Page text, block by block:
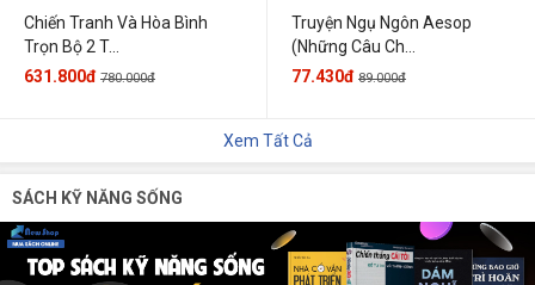
Chiến Tranh Và Hòa Bình
Trọn Bộ 2 T...
631.800đ 780.000đ
Truyện Ngụ Ngôn Aesop
(Những Câu Ch...
77.430đ 89.000đ
Xem Tất Cả
SÁCH KỸ NĂNG SỐNG